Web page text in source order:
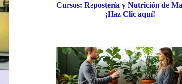
Cursos: Repostería y Nutrición de
¡Haz Clic aquí!